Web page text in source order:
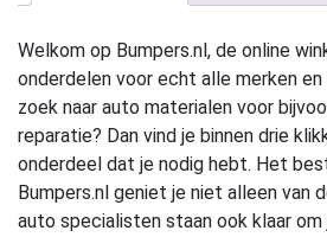
Welkom op Bumpers.nl, de online
onderdelen voor echt alle merken en
zoek naar auto materialen voor
reparatie? Dan vind je binnen drie
onderdeel dat je nodig hebt. Het
Bumpers.nl geniet je niet alleen van
auto specialisten staan ook klaar